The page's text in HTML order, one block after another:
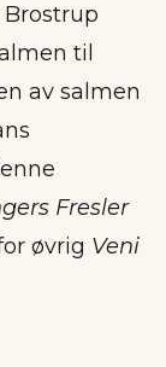
Brostrup
til
av salmen
Fresler
øvrig Veni